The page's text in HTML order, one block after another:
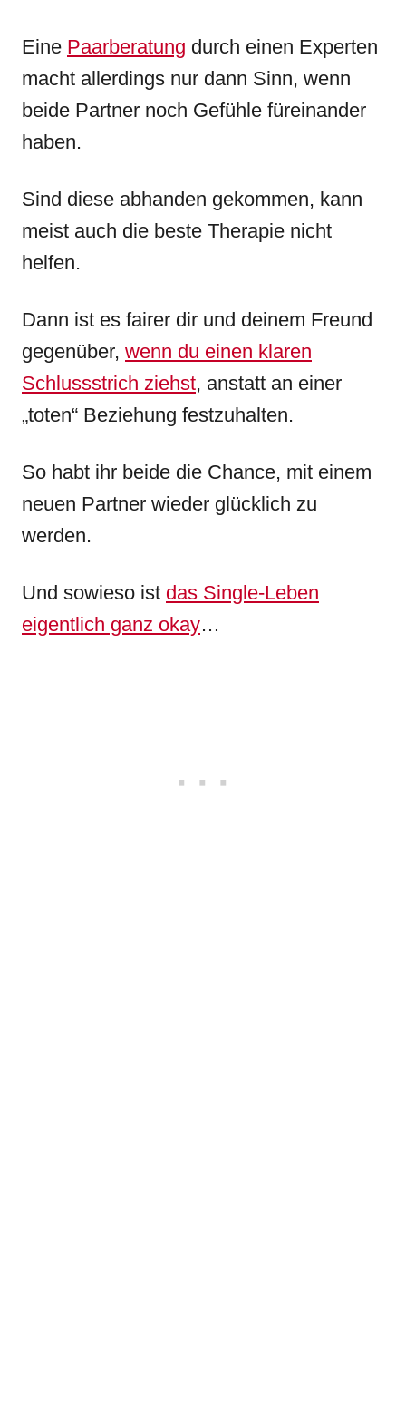
Eine Paarberatung durch einen Experten
macht allerdings nur dann Sinn, wenn
beide Partner noch Gefühle füreinander
haben.
Sind diese abhanden gekommen, kann
meist auch die beste Therapie nicht
helfen.
Dann ist es fairer dir und deinem Freund
gegenüber, wenn du einen klaren
Schlussstrich ziehst, anstatt an einer
„toten“ Beziehung festzuhalten.
So habt ihr beide die Chance, mit einem
neuen Partner wieder glücklich zu
werden.
Und sowieso ist das Single-Leben
eigentlich ganz okay…